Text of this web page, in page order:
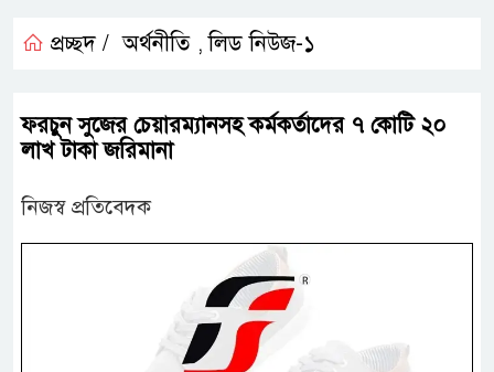
প্রচ্ছদ / অর্থনীতি ,লিড নিউজ-১
ফরচুন সুজের চেয়ারম্যানসহ কর্মকর্তাদের ৭ কোটি ২০
লাখ টাকা জরিমানা
নিজস্ব প্রতিবেদক